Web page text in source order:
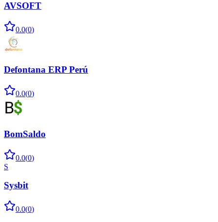
AVSOFT
0.0(0)
Defontana ERP Perú
0.0(0)
BomSaldo
0.0(0)
S
Sysbit
0.0(0)